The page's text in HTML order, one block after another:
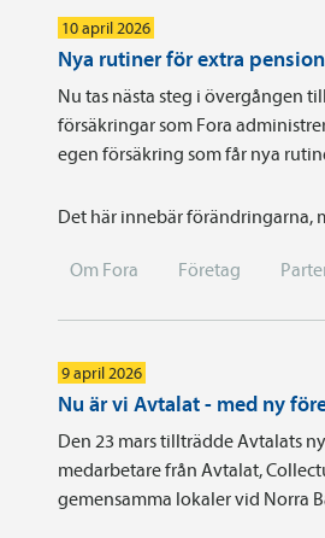
10 april 2026
Nya rutiner för extra
Nu tas nästa steg i övergången
försäkringar som Fora
egen försäkring som får nya
Det här innebär förändringarna,
Om Fora Företag
9 april 2026
Nu är vi Avtalat - med ny
Den 23 mars tillträdde Avtalats
medarbetare från Avtalat,
gemensamma lokaler vid Norra